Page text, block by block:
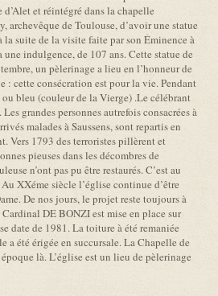
et réintégré dans la chapelle
archevêque de Toulouse, d’avoir une statue
la suite de la visite faite par son Éminence à
indulgence, de 107 ans. Cette statue de
un pèlerinage a lieu en l’honneur de
: cette consécration est pour la vie. Pendant
bleu (couleur de la Vierge) .Le célébrant
grandes personnes autrefois consacrées à
malades à Saussens, sont repartis en
Vers 1793 des terroristes pillèrent et
pieuses dans les décombres de
n’ont pas pu être restaurés. C’est au
XXéme siècle l’église continue d’être
De nos jours, le projet reste toujours à
DE BONZI est mise en place sur
date de 1981. La toiture à été remaniée
a été érigée en succursale. La Chapelle de
là. L’église est un lieu de pèlerinage